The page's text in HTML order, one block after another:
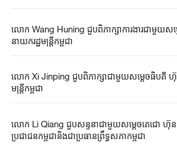
លោក Wang Huning ជួបពិភាក្សាការងារជាមួយស
នាយករដ្ឋមន្ត្រីកម្ពុជា
លោក Xi Jinping ជួបពិភាក្សាជាមួយសម្តេចធិបតី
មន្ត្រីកម្ពុជា
លោក Li Qiang ​ជួបសន្ទនា​ជាមួយ​សម្តេច​តេជោ ហ៊ុ
ប្រជាជន​កម្ពុជា​និងជា​ប្រធានព្រឹទ្ធសភា​កម្ពុជា​